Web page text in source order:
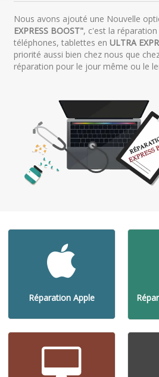
Nous avons ajouté une Nouvelle
EXPRESS BOOST", c'est la
téléphones, tablettes en ULTRA
priorité aussi bien chez nous que
réparation pour le jour même ou le
Réparation Apple